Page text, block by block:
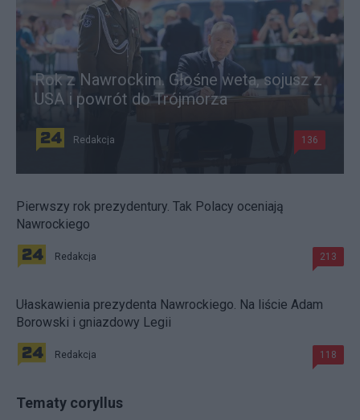
Rok z Nawrockim. Głośne weta, sojusz z
USA i powrót do Trójmorza
Redakcja 136
Pierwszy rok prezydentury. Tak Polacy oceniają
Nawrockiego
Redakcja 213
Ułaskawienia prezydenta Nawrockiego. Na liście Adam
Borowski i gniazdowy Legii
Redakcja 118
Tematy coryllus